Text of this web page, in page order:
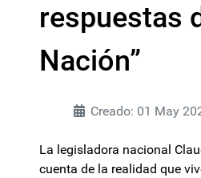
respuestas
Nación”
Creado: 01 May
La legisladora nacional
cuenta de la realidad que